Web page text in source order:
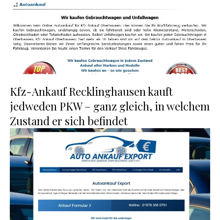
Kfz-Ankauf Recklinghausen kauft
jedweden PKW – ganz gleich, in welchem
Zustand er sich befindet